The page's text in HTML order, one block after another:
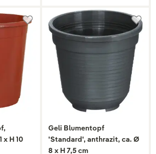
x H 10
Geli Blumentopf
'Standard', anthrazit, ca. Ø
8 x H 7,5 cm